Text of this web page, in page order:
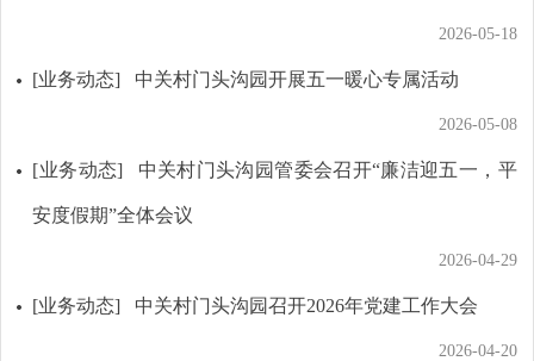
2026-05-18
[业务动态] 中关村门头沟园开展五一暖心专属活动
2026-05-08
[业务动态] 中关村门头沟园管委会召开“廉洁迎五一，平
安度假期”全体会议
2026-04-29
[业务动态] 中关村门头沟园召开2026年党建工作大会
2026-04-20